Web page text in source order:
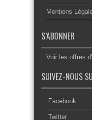
Mentions
S’ABONNER
Voir les offres
SUIVEZ-NOUS
Facebook
Twitter